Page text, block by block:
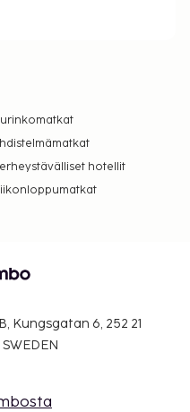
hotellit
Kungsgatan 6, 252 21